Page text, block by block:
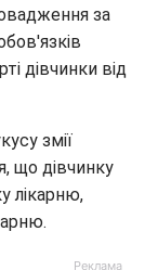
за
дівчинки від
змії
що дівчинку
лікарню,